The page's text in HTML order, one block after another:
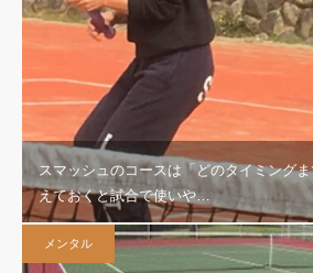
スマッシュのコースは「どのタイミング
えておくと試合で使いや…
メンタル